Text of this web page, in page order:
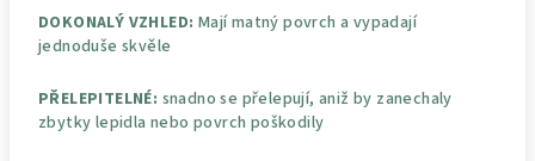
DOKONALÝ VZHLED: Mají matný povrch a vypadají
jednoduše skvěle
PŘELEPITELNÉ: snadno se přelepují, aniž by zanechaly
zbytky lepidla nebo povrch poškodily